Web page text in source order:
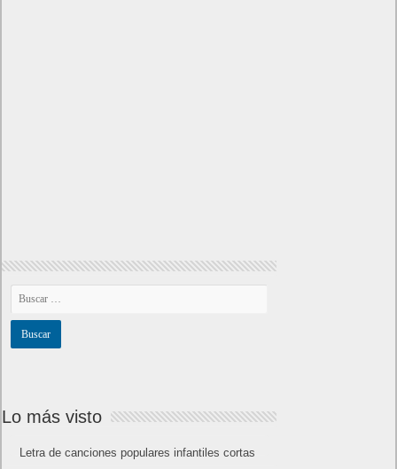
Lo más visto
Letra de canciones populares infantiles cortas